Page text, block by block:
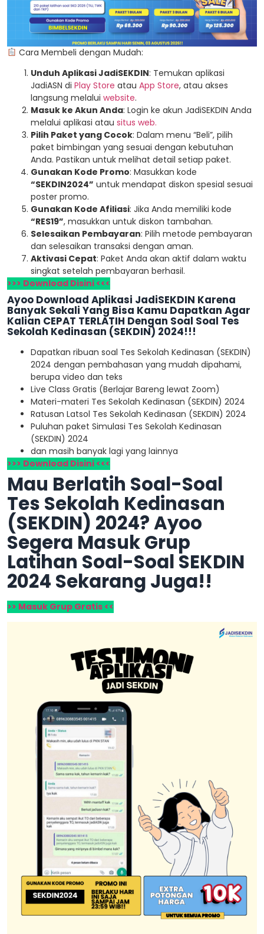
Cara Membeli dengan Mudah:
Unduh Aplikasi JadiSEKDIN: Temukan aplikasi
JadiASN di Play Store atau App Store, atau akses
langsung melalui website.
Masuk ke Akun Anda: Login ke akun JadiSEKDIN Anda
melalui aplikasi atau situs web.
Pilih Paket yang Cocok: Dalam menu “Beli”, pilih
paket bimbingan yang sesuai dengan kebutuhan
Anda. Pastikan untuk melihat detail setiap paket.
Gunakan Kode Promo: Masukkan kode
“SEKDIN2024” untuk mendapat diskon spesial sesuai
poster promo.
Gunakan Kode Afiliasi: Jika Anda memiliki kode
“RES19”, masukkan untuk diskon tambahan.
Selesaikan Pembayaran: Pilih metode pembayaran
dan selesaikan transaksi dengan aman.
Aktivasi Cepat: Paket Anda akan aktif dalam waktu
singkat setelah pembayaran berhasil.
>>> Download Disini <<<
Ayoo Download Aplikasi JadiSEKDIN Karena
Banyak Sekali Yang Bisa Kamu Dapatkan Agar
Kalian CEPAT TERLATIH Dengan Soal Soal Tes
Sekolah Kedinasan (SEKDIN) 2024!!!
Dapatkan ribuan soal Tes Sekolah Kedinasan (SEKDIN)
2024 dengan pembahasan yang mudah dipahami,
berupa video dan teks
Live Class Gratis (Berlajar Bareng lewat Zoom)
Materi-materi Tes Sekolah Kedinasan (SEKDIN) 2024
Ratusan Latsol Tes Sekolah Kedinasan (SEKDIN) 2024
Puluhan paket Simulasi Tes Sekolah Kedinasan
(SEKDIN) 2024
dan masih banyak lagi yang lainnya
>>> Download Disini <<<
Mau Berlatih Soal-Soal
Tes Sekolah Kedinasan
(SEKDIN) 2024? Ayoo
Segera Masuk Grup
Latihan Soal-Soal SEKDIN
2024 Sekarang Juga!!
>> Masuk Grup Gratis <<